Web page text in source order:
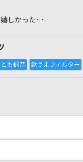
嬉しかった…